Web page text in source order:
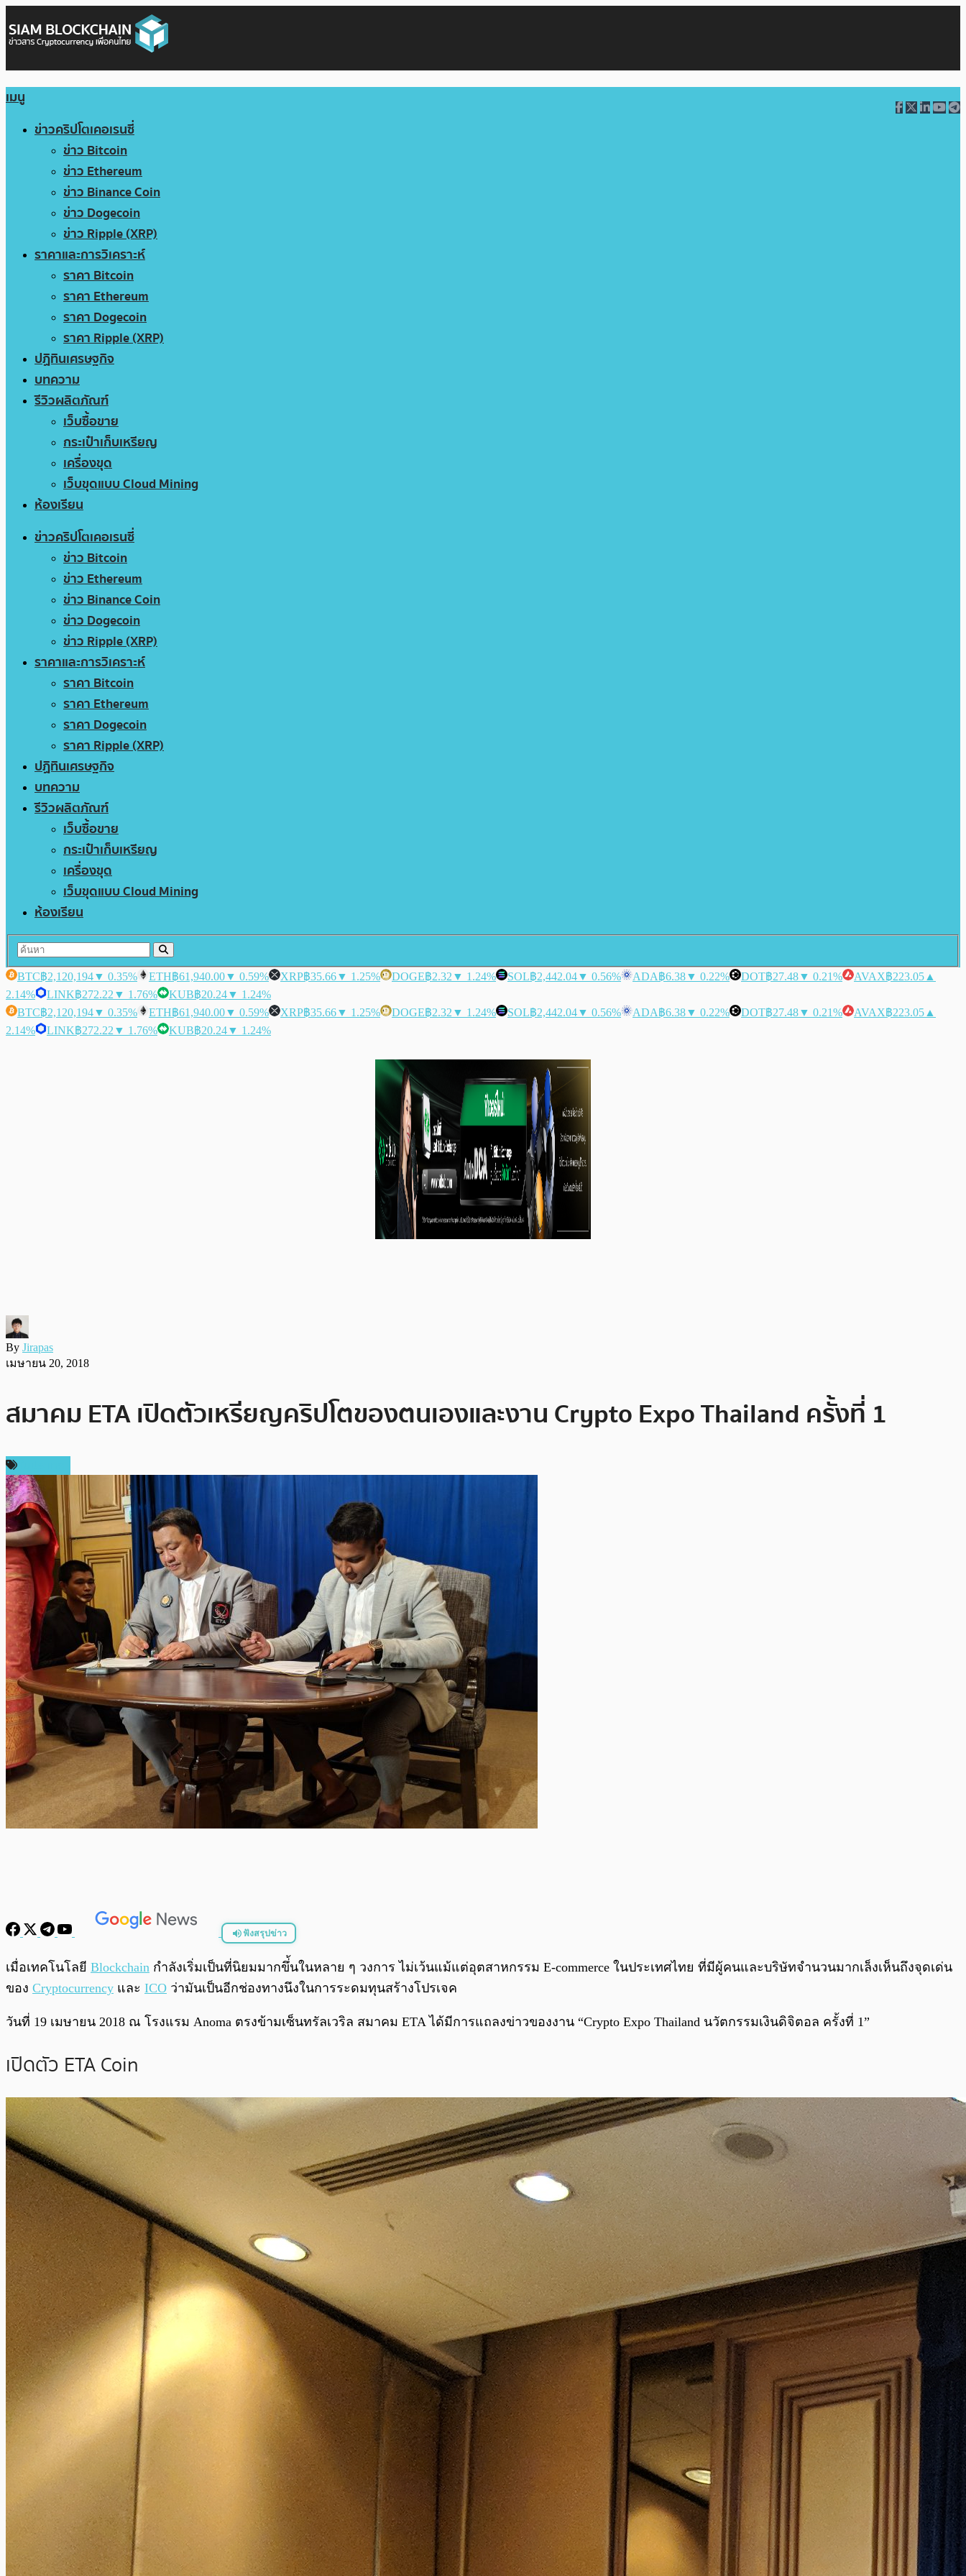
เมนู
ข่าวคริปโตเคอเรนซี่
ข่าว Bitcoin
ข่าว Ethereum
ข่าว Binance Coin
ข่าว Dogecoin
ข่าว Ripple (XRP)
ราคาและการวิเคราะห์
ราคา Bitcoin
ราคา Ethereum
ราคา Dogecoin
ราคา Ripple (XRP)
ปฏิทินเศรษฐกิจ
บทความ
รีวิวผลิตภัณฑ์
เว็บซื้อขาย
กระเป๋าเก็บเหรียญ
เครื่องขุด
เว็บขุดแบบ Cloud Mining
ห้องเรียน
ข่าวคริปโตเคอเรนซี่
ข่าว Bitcoin
ข่าว Ethereum
ข่าว Binance Coin
ข่าว Dogecoin
ข่าว Ripple (XRP)
ราคาและการวิเคราะห์
ราคา Bitcoin
ราคา Ethereum
ราคา Dogecoin
ราคา Ripple (XRP)
ปฏิทินเศรษฐกิจ
บทความ
รีวิวผลิตภัณฑ์
เว็บซื้อขาย
กระเป๋าเก็บเหรียญ
เครื่องขุด
เว็บขุดแบบ Cloud Mining
ห้องเรียน
BTC฿2,120,194▼ 0.35% ETH฿61,940.00▼ 0.59% XRP฿35.66▼ 1.25% DOGE฿2.32 ▼ 1.24% SOL฿2,442.04▼ 0.56% ADA฿6.38▼ 0.22% DOT฿27.48▼ 0.21% AVAX฿223.05 ▲
2.14%
LINK฿272.22 ▼ 1.76% KUB฿20.24▼ 1.24%
BTC฿2,120,194▼ 0.35% ETH฿61,940.00▼ 0.59% XRP฿35.66▼ 1.25% DOGE฿2.32 ▼ 1.24% SOL฿2,442.04▼ 0.56% ADA฿6.38▼ 0.22% DOT฿27.48▼ 0.21% AVAX฿223.05 ▲
2.14%
LINK฿272.22 ▼ 1.76% KUB฿20.24▼ 1.24%
By Jirapas
เมษายน 20, 2018
สมาคม ETA เปิดตัวเหรียญคริปโตของตนเองและงาน Crypto Expo Thailand ครั้งที่ 1
ฟังสรุปข่าว
พร้อมเล่น 0:00 / 0:00
เมื่อเทคโนโลยี Blockchain กำลังเริ่มเป็นที่นิยมมากขึ่้นในหลาย ๆ วงการ ไม่เว้นแม้แต่อุตสาหกรรม E-commerce ในประเทศไทย ที่มีผู้คนและบริษัทจำนวนมากเล็งเห็นถึงจุดเด่น
ของ Cryptocurrency และ ICO ว่ามันเป็นอีกช่องทางนึงในการระดมทุนสร้างโปรเจค
วันที่ 19 เมษายน 2018 ณ โรงแรม Anoma ตรงข้ามเซ็นทรัลเวริล สมาคม ETA ได้มีการแถลงข่าวของงาน “Crypto Expo Thailand นวัตกรรมเงินดิจิตอล ครั้งที่ 1”
เปิดตัว ETA Coin